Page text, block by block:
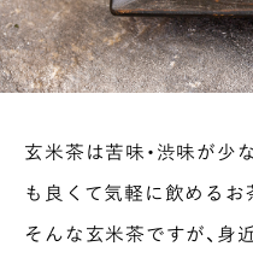
玄米茶は苦味・渋味が少
も良くて気軽に飲めるお
そんな玄米茶ですが、身